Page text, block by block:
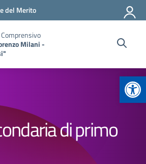
del Merito
Milani -
di primo